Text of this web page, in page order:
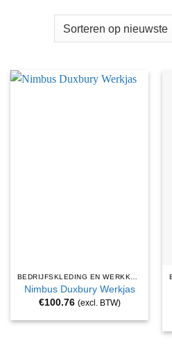
Nimbus Duxbury Werkjas
€100.76 (excl. BTW)